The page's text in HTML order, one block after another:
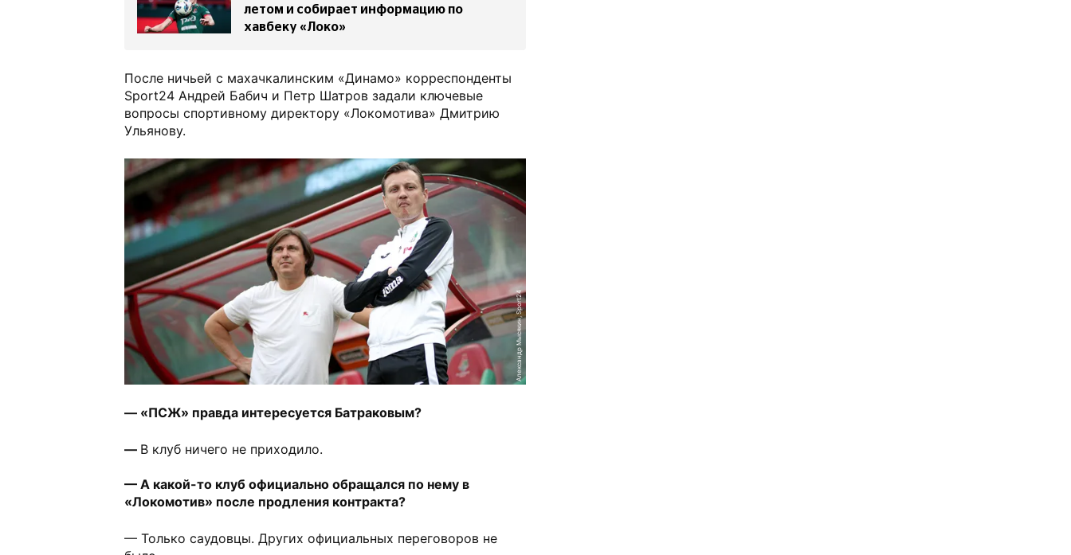
летом и собирает информацию по
хавбеку «Локо»
После ничьей с махачкалинским «Динамо» корреспонденты
Sport24 Андрей Бабич и Петр Шатров задали ключевые
вопросы спортивному директору «Локомотива» Дмитрию
Ульянову.
Александр Мысякин, Sport24
— «ПСЖ» правда интересуется Батраковым?
— В клуб ничего не приходило.
— А какой-то клуб официально обращался по нему в
«Локомотив» после продления контракта?
— Только саудовцы. Других официальных переговоров не